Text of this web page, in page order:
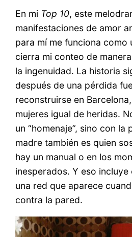
En mi Top 10, este
manifestaciones de amor
para mí me funciona como
cierra mi conteo de
la ingenuidad. La historia
después de una pérdida
reconstruirse en
mujeres igual de heridas.
un “homenaje”, sino con la
madre también es quien
hay un manual o en los
inesperados. Y eso
una red que aparece
contra la pared.